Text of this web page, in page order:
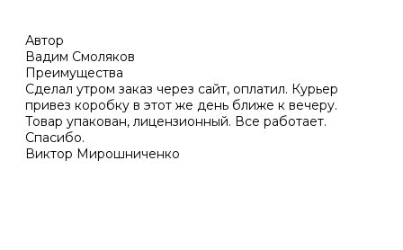
Автор
Вадим Смоляков
Преимущества
Сделал утром заказ через сайт, оплатил. Курьер
привез коробку в этот же день ближе к вечеру.
Товар упакован, лицензионный. Все работает.
Спасибо.
Виктор Мирошниченко